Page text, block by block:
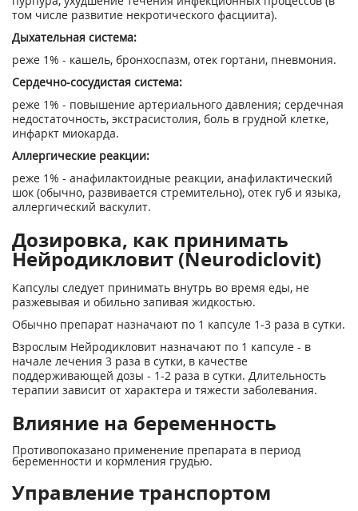
том числе развитие некротического фасциита).
Дыхательная система:
реже 1% - кашель, бронхоспазм, отек гортани, пневмония.
Сердечно-сосудистая система:
реже 1% - повышение артериального давления; сердечная
недостаточность, экстрасистолия, боль в грудной клетке,
инфаркт миокарда.
Аллергические реакции:
реже 1% - анафилактоидные реакции, анафилактический
шок (обычно, развивается стремительно), отек губ и языка,
аллергический васкулит.
Дозировка, как принимать
Нейродикловит (Neurodiclovit)
Капсулы следует принимать внутрь во время еды, не
разжевывая и обильно запивая жидкостью.
Обычно препарат назначают по 1 капсуле 1-3 раза в сутки.
Взрослым Нейродикловит назначают по 1 капсуле - в
начале лечения 3 раза в сутки, в качестве
поддерживающей дозы - 1-2 раза в сутки. Длительность
терапии зависит от характера и тяжести заболевания.
Влияние на беременность
Противопоказано применение препарата в период
беременности и кормления грудью.
Управление транспортом